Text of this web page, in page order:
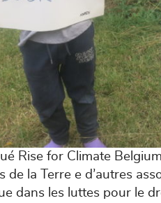
Rise for Climate
de la Terre e d’autres
dans les luttes pour le